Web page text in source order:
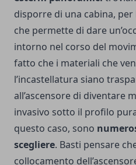
disporre di una cabina, per
che permette di dare
intorno nel corso del
fatto che i materiali che
l’incastellatura siano
all’ascensore di diventare
invasivo sotto il profilo
questo caso, sono
scegliere. Basti pensare
collocamento